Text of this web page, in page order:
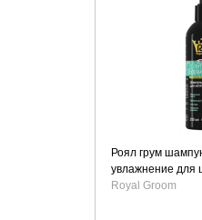
Роял грум
увлажнение для
Royal Groom